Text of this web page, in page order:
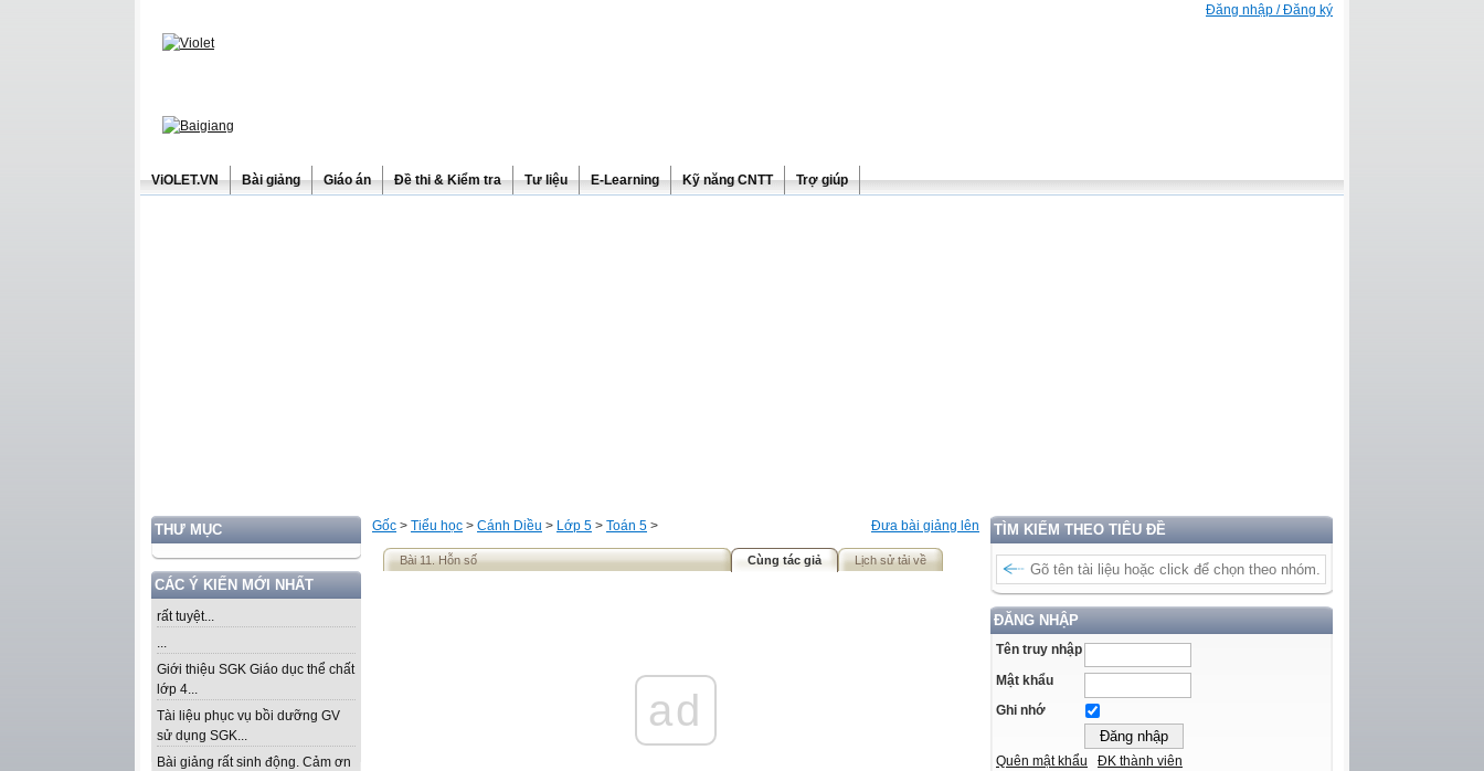
Đăng nhập / Đăng ký
ViOLET.VN Bài giảng Giáo án Đề thi & Kiểm tra Tư liệu E-Learning Kỹ năng CNTT Trợ giúp
THƯ MỤC
CÁC Ý KIẾN MỚI NHẤT
rất tuyệt...
...
Giới thiệu SGK Giáo dục thể chất
lớp 4...
Tài liệu phục vụ bồi dưỡng GV
sử dụng SGK...
Bài giảng rất sinh động. Cảm ơn
TÌM KIẾM THEO TIÊU ĐỀ
ĐĂNG NHẬP
Tên truy nhập
Mật khẩu
Ghi nhớ
Quên mật khẩu ĐK thành viên
Đưa bài giảng lên
Gốc > Tiểu học > Cánh Diều > Lớp 5 > Toán 5 >
Bài 11. Hỗn số Cùng tác giả Lịch sử tải về
ad